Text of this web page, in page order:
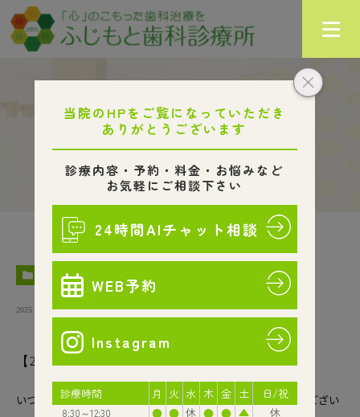
お知らせ
HOME お知らせ 【2025お盆休みのお知らせ】
NEWS
2025.07.29
【2025お盆休みのお知らせ】
いつもふじもと歯科診療所をご利用いただき、誠にありがとうござい